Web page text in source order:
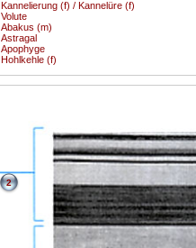
Kannelierung (f) / Kannelüre (f)
Volute
Abakus (m)
Astragal
Apophyge
Hohlkehle (f)
2